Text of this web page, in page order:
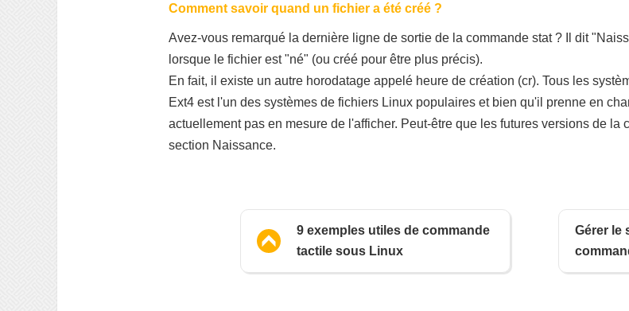
Comment savoir quand un fichier a été créé ?
Avez-vous remarqué la dernière ligne de sortie de la commande stat ? Il dit
lorsque le fichier est "né" (ou créé pour être plus précis).
En fait, il existe un autre horodatage appelé heure de création (cr). Tous les
Ext4 est l'un des systèmes de fichiers Linux populaires et bien qu'il prenne en
actuellement pas en mesure de l'afficher. Peut-être que les futures versions de
section Naissance.
9 exemples utiles de commande
tactile sous Linux
Gérer le
terminal